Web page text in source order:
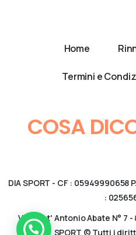
Home
Termini e
COSA
DIA SPORT - CF : 05949990658
:
Via Sant' Antonio Abate N° 7
SPORT © Tutti i